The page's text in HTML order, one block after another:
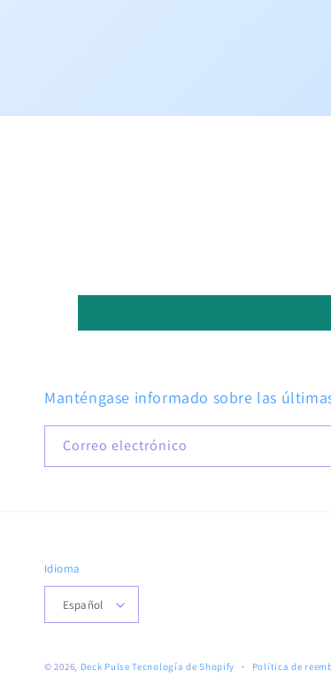
Manténgase informado sobre las
Correo electrónico
Idioma
Español
© 2026, Deck Pulse Tecnología de Shopify Política de